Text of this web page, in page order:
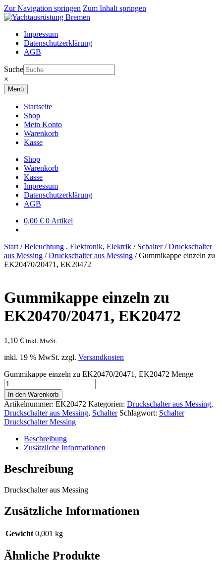
Zur Navigation springen Zum Inhalt springen
Impressum
Datenschutzerklärung
AGB
Suche
×
Menü
Startseite
Shop
Mein Konto
Warenkorb
Kasse
Shop
Warenkorb
Kasse
Impressum
Datenschutzerklärung
AGB
0,00 € 0 Artikel
Start /Beleuchtung , Elektronik, Elektrik / Schalter/Druckschalter
aus Messing /Druckschalter aus Messing /Gummikappe einzeln zu
EK20470/20471, EK20472
Gummikappe einzeln zu
EK20470/20471, EK20472
1,10 € inkl. MwSt.
inkl. 19 % MwSt. zzgl. Versandkosten
Gummikappe einzeln zu EK20470/20471, EK20472 Menge
In den Warenkorb
Artikelnummer: EK20472 Kategorien: Druckschalter aus Messing,
Druckschalter aus Messing, Schalter Schlagwort: Schalter
Druckschalter Messing
Beschreibung
Zusätzliche Informationen
Beschreibung
Druckschalter aus Messing
Zusätzliche Informationen
Gewicht 0,001 kg
Ähnliche Produkte